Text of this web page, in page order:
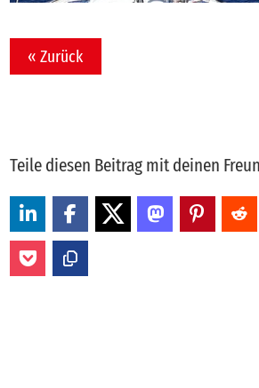
« Zurück
Teile diesen Beitrag mit deinen